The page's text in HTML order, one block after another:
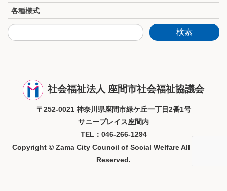
各種様式
社会福祉法人 座間市社会福祉協議会
〒252-0021 神奈川県座間市緑ケ丘一丁目2番1号
サニープレイス座間内
TEL：046-266-1294
Copyright © Zama City Council of Social Welfare All Rights
Reserved.